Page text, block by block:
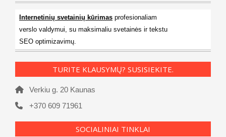
Internetinių svetainių kūrimas profesionaliam
verslo valdymui, su maksimaliu svetainės ir tekstu
SEO optimizavimų.
TURITE KLAUSYMŲ? SUSISIEKITE.
Verkiu g. 20 Kaunas
+370 609 71961
SOCIALINIAI TINKLAI